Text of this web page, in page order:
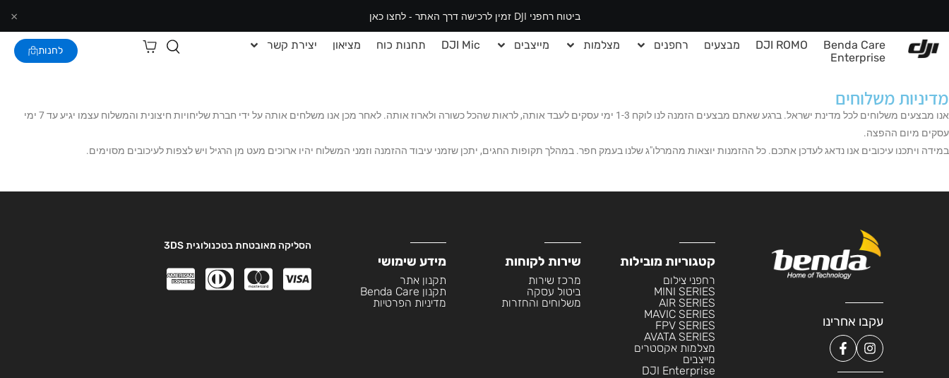
ביטוח רחפני DJI זמין לרכישה דרך האתר - לחצו כאן ×
Benda Care
DJI ROMO מבצעים רחפנים מצלמות מייצבים DJI Mic תחנות כוח מציאון
יצירת קשר
Enterprise
לחנות
מדיניות משלוחים
אנו מבצעים משלוחים לכל מדינת ישראל. ברגע שאתם מבצעים הזמנה לנו לוקח 1-3 ימי עסקים לעבד אותה, לראות שהכל כשורה ולארוז אותה. לאחר מכן אנו משלחים אותה על ידי חברת שליחויות חיצונית והמשלוח עצמו יגיע עד 7 ימי
עסקים מיום ההפצה.
במידה ויתכנו עיכובים אנו נדאג לעדכן אתכם. כל ההזמנות יוצאות מהמרלו"ג שלנו בעמק חפר. במהלך תקופות החגים, יתכן שזמני עיבוד ההזמנה וזמני המשלוח יהיו ארוכים מעט מן הרגיל ויש לצפות לעיכובים מסוימים.
עקבו אחרינו
קטגוריות מובילות
רחפני צילום
MINI SERIES
AIR SERIES
MAVIC SERIES
FPV SERIES
AVATA SERIES
מצלמות אקסטרים
מייצבים
DJI Enterprise
שירות לקוחות
מרכז שירות
ביטול עסקה
משלוחים והחזרות
מידע שימושי
תקנון אתר
תקנון Benda Care
מדיניות הפרטיות
הסליקה מאובטחת בטכנולוגית 3DS